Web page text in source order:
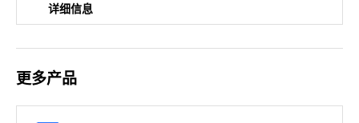
详细信息
更多产品